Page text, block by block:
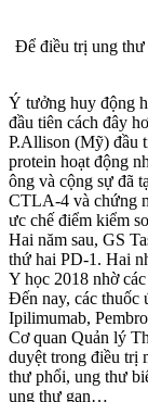
Để điều trị ung thư
Ý tưởng huy động
đầu tiên cách đây
P.Allison (Mỹ) đầu
protein hoạt động
ông và cộng sự đã
CTLA-4 và chứng
ưc chế điểm kiểm
Hai năm sau, GS
thứ hai PD-1. Hai
Y học 2018 nhờ
Đến nay, các thuốc
Ipilimumab,
Cơ quan Quản lý
duyệt trong điều trị
thư phổi, ung thư
ung thư gan…